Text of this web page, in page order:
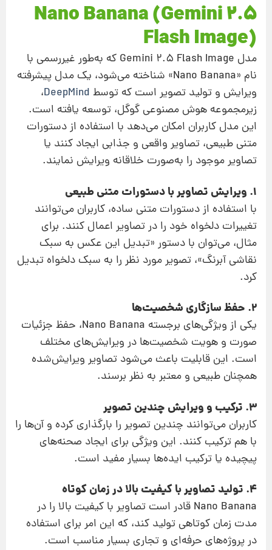
Nano Banana (Gemini 2.5
Flash Image)
مدل Gemini 2.5 Flash Image که به‌طور غیررسمی با
نام «Nano Banana» شناخته می‌شود، یک مدل پیشرفته
ویرایش و تولید تصویر است که توسط DeepMind،
زیرمجموعه هوش مصنوعی گوگل، توسعه یافته است.
این مدل کاربران امکان می‌دهد با استفاده از دستورات
متنی طبیعی، تصاویر واقعی و جذابی ایجاد کنند یا
تصاویر موجود را به‌صورت خلاقانه ویرایش نمایند.
1. ویرایش تصاویر با دستورات متنی طبیعی
با استفاده از دستورات متنی ساده، کاربران می‌توانند
تغییرات دلخواه خود را در تصاویر اعمال کنند. برای
مثال، می‌توان با دستور «تبدیل این عکس به سبک
نقاشی آبرنگ»، تصویر مورد نظر را به سبک دلخواه تبدیل
کرد.
2. حفظ سازگاری شخصیت‌ها
یکی از ویژگی‌های برجسته Nano Banana، حفظ جزئیات
صورت و هویت شخصیت‌ها در ویرایش‌های مختلف
است. این قابلیت باعث می‌شود تصاویر ویرایش‌شده
همچنان طبیعی و معتبر به نظر برسند.
3. ترکیب و ویرایش چندین تصویر
کاربران می‌توانند چندین تصویر را بارگذاری کرده و آن‌ها را
با هم ترکیب کنند. این ویژگی برای ایجاد صحنه‌های
پیچیده یا ترکیب ایده‌ها بسیار مفید است.
4. تولید تصاویر با کیفیت بالا در زمان کوتاه
Nano Banana قادر است تصاویر با کیفیت بالا را در
مدت زمان کوتاهی تولید کند، که این امر برای استفاده
در پروژه‌های حرفه‌ای و تجاری بسیار مناسب است.